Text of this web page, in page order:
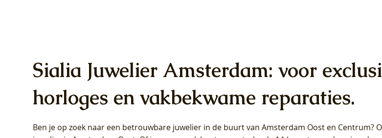
Blush Lab Diamonds Oorhangers
Blush Lab Diamonds Oorhangers
Blush Lab
Blush Lab Diamonds Collier LG3019Y
Blush Lab Diamonds Ring LG1042Y –
Blush Lab
Blush Lab Diamonds Ring LG1031Y -
Blush Lab Diamonds Ring LG1044Y –
Blush Lab
Sialia Juwelier Amsterdam: voor
horloges en vakbekwame reparaties.
Ben je op zoek naar een betrouwbare juwelier in de buurt van Amsterdam Oost en Centrum?